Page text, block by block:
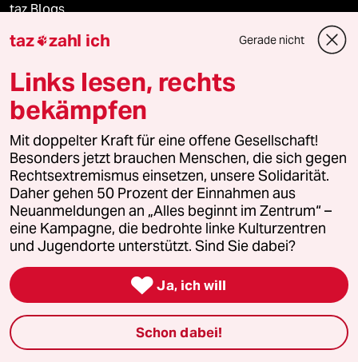
taz Blogs
taz FUTURZWEI
Le Monde diplomatique
Mehr taz Angebote
Reisen
Kantine
Shop
taz zahl ich Gerade nicht
Links lesen, rechts
bekämpfen
Mit doppelter Kraft für eine offene Gesellschaft!
Besonders jetzt brauchen Menschen, die sich gegen
Rechtsextremismus einsetzen, unsere Solidarität.
Daher gehen 50 Prozent der Einnahmen aus
Neuanmeldungen an „Alles beginnt im Zentrum“ –
eine Kampagne, die bedrohte linke Kulturzentren
und Jugendorte unterstützt. Sind Sie dabei?
 Ja, ich will
Schon dabei!